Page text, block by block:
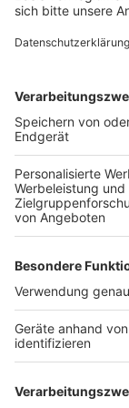
Vorstellen
treibt Jürgen
Aber selbst
wenn auch
Jahre
mal ein Streich
das Formular
freut sich auf
Anzeige